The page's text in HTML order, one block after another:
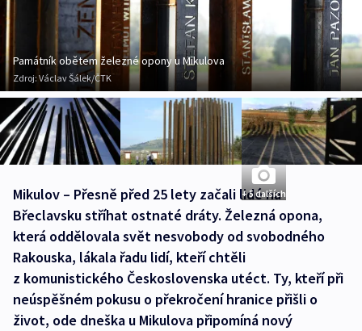
Památník obětem železné opony u Mikulova
Zdroj: Václav Šálek/ČTK
+ 5 dalších
Mikulov – Přesně před 25 lety začali lidé na
Břeclavsku stříhat ostnaté dráty. Železná opona,
která oddělovala svět nesvobody od svobodného
Rakouska, lákala řadu lidí, kteří chtěli
z komunistického Československa utéct. Ty, kteří při
neúspěšném pokusu o překročení hranice přišli o
život, ode dneška u Mikulova připomíná nový